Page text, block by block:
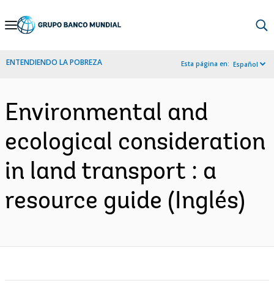
Skip
Navigation
ENTENDIENDO LA POBREZA Esta página en: Español
Environmental and
ecological consideration
in land transport : a
resource guide (Inglés)